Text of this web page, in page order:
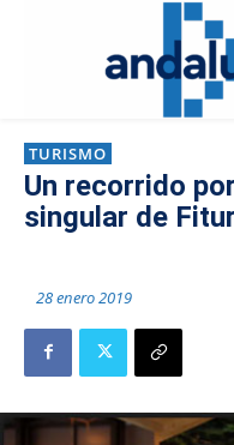
TURISMO
Un recorrido
singular de
28 enero 2019